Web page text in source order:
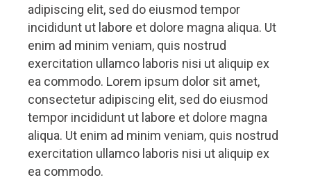
adipiscing elit, sed do eiusmod tempor
incididunt ut labore et dolore magna aliqua. Ut
enim ad minim veniam, quis nostrud
exercitation ullamco laboris nisi ut aliquip ex
ea commodo. Lorem ipsum dolor sit amet,
consectetur adipiscing elit, sed do eiusmod
tempor incididunt ut labore et dolore magna
aliqua. Ut enim ad minim veniam, quis nostrud
exercitation ullamco laboris nisi ut aliquip ex
ea commodo.